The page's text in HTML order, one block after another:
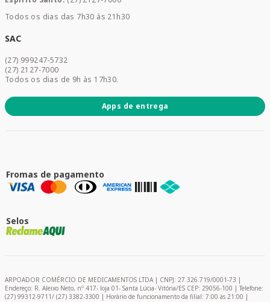
Dermocosméticos
Promoções
Todos os dias das 7h30 às 21h30
SAC
(27) 999247-5732
(27) 2127-7000
Todos os dias de 9h às 17h30.
Apps de entrega
Fromas de pagamento
Selos
ARPOADOR COMÉRCIO DE MEDICAMENTOS LTDA | CNPJ: 27.326.719/0001-73 |
Endereço: R. Aleixo Neto, nº 417- loja 01- Santa Lúcia- Vitória/ES CEP: 29056-100 | Telefone:
(27) 99312-9711/ (27) 3382-3300 | Horário de funcionamento da filial: 7:00 às 21:00 |